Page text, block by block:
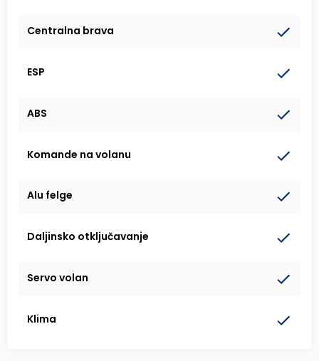
Centralna brava
ESP
ABS
Komande na volanu
Alu felge
Daljinsko otključavanje
Servo volan
Klima